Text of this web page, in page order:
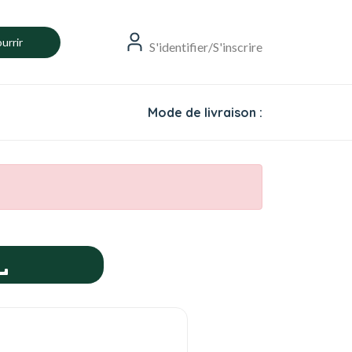
S'identifier/S'inscrire
Mode de livraison :